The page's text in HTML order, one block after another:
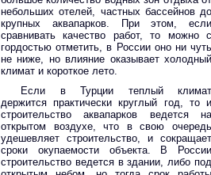
небольших отелей, частных бассейнов до
крупных аквапарков. При этом, если
сравнивать качество работ, то можно с
гордостью отметить, в России оно ни чуть
не ниже, но влияние оказывает холодный
климат и короткое лето.
Если в Турции теплый климат
держится практически круглый год, то и
строительство аквапарков ведется на
открытом воздухе, что в свою очередь
удешевляет строительство, и сокращает
сроки окупаемости объекта. В России
строительство ведется в здании, либо под